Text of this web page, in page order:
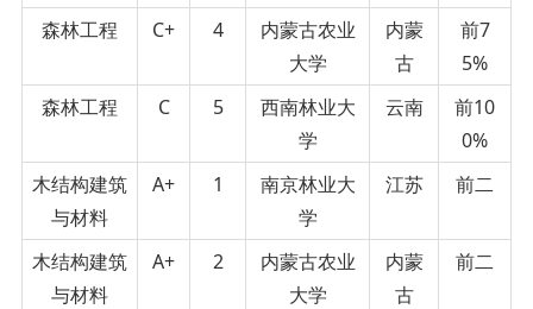
森林工程
C+ 4
内蒙古农业
大学
内蒙
古
前7
5%
森林工程
C 5
西南林业大
学
云南
前10
0%
木结构建筑
与材料
A+ 1
南京林业大
学
江苏 前二
木结构建筑
与材料
A+ 2
内蒙古农业
大学
内蒙
古
前二